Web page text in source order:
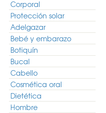
Corporal
Protección solar
Adelgazar
Bebé y embarazo
Botiquín
Bucal
Cabello
Cosmética oral
Dietética
Hombre